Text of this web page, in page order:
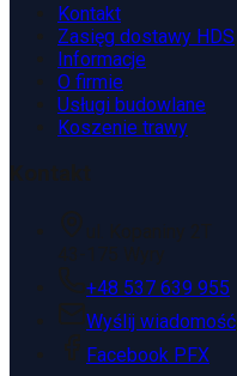
Kontakt
Zasięg dostawy HDS
Informacje
O firmie
Usługi budowlane
Koszenie trawy
+48 537 639 955
Wyślij wiadomość
Facebook PFX